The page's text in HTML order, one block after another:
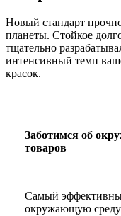
Новый стандарт
планеты. Стойкое
тщательно
интенсивный темп
красок.
Заботимся об
товаров
Самый
окружающую